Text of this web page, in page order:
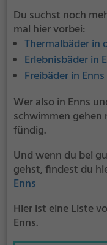
Du suchst noch
mal hier vorbei:
Thermalbäder in
Erlebnisbäder in
Freibäder in Enns
Wer also in Enns
schwimmen gehen
fündig.
Und wenn du bei
gehst, findest du
Enns
Hier ist eine Liste
Enns.